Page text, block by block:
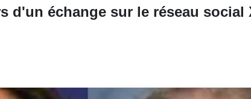
d'un échange sur le réseau social